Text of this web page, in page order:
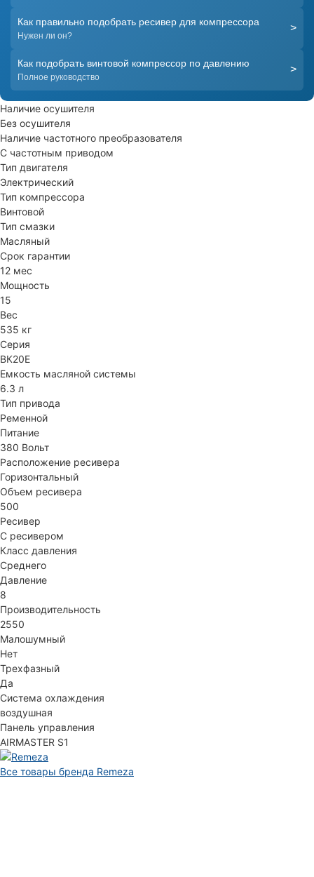
Как правильно подобрать ресивер для компрессора
Нужен ли он?
>
Как подобрать винтовой компрессор по давлению
Полное руководство
>
Наличие осушителя
Без осушителя
Наличие частотного преобразователя
С частотным приводом
Тип двигателя
Электрический
Тип компрессора
Винтовой
Тип смазки
Масляный
Срок гарантии
12 мес
Мощность
15
Вес
535 кг
Серия
ВК20Е
Емкость масляной системы
6.3 л
Тип привода
Ременной
Питание
380 Вольт
Расположение ресивера
Горизонтальный
Объем ресивера
500
Ресивер
С ресивером
Класс давления
Среднего
Давление
8
Производительность
2550
Малошумный
Нет
Трехфазный
Да
Система охлаждения
воздушная
Панель управления
AIRMASTER S1
Все товары бренда Remeza